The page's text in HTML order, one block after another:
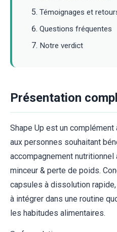
Témoignages et
Questions fréquentes
Notre verdict
Présentation
Shape Up est un
aux personnes souhaitant
accompagnement
minceur & perte de poids.
capsules à dissolution
à intégrer dans une routine
les habitudes alimentaires.